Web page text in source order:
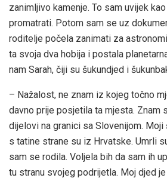
zanimljivo kamenje. To sam uvijek
promatrati. Potom sam se uz
roditelje počela zanimati za
ta svoja dva hobija i postala
nam Sarah, čiji su šukundjed i
– Nažalost, ne znam iz kojeg točno
davno prije posjetila ta mjesta. Znam
dijelovi na granici sa Slovenijom. Moji
s tatine strane su iz Hrvatske. Umrli
sam se rodila. Voljela bih da sam ih
tu stranu svojeg podrijetla. Moj djed